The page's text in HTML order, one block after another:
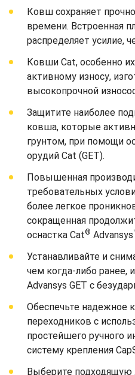
Ковш сохраняет
времени. Встроенная
распределяет усилие,
Ковши Cat, особенно
активному износу,
высокопрочной
Защитите наиболее
ковша, которые
грунтом, при помощи
орудий Cat (GET).
Повышенная
требовательных
более легкое
сокращенная
оснастка Cat® Advansys
Устанавливайте и
чем когда-либо ранее,
Advansys GET с
Обеспечьте надежное
переходников с
простейшего ручного
систему крепления
Выберите